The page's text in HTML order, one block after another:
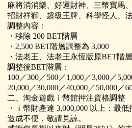
麻將消消樂、好運財神、三幣寶馬
招財祥獅、超級王牌、科學怪人、
調整內容：
・移除 200 BET階層
・2,500 BET階層調整為 3,000
・法老王、法老王永恆版原BET階
調整後BET階層：
100／300／500／1,000／3,000／
20,000／30,000／40,000／50,000／
二、淘金遊戲ｉ幣館押注資格調整
・ｉ幣財產達 3,000,000 以上：最低
造成不便，敬請見諒。